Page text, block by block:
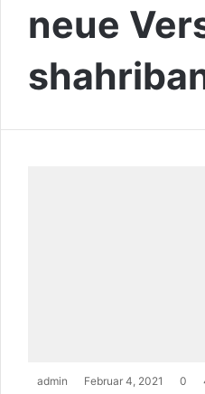
neue
admin Februar 4, 2021 0